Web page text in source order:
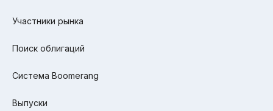
Участники рынка
Поиск облигаций
Система Boomerang
Выпуски